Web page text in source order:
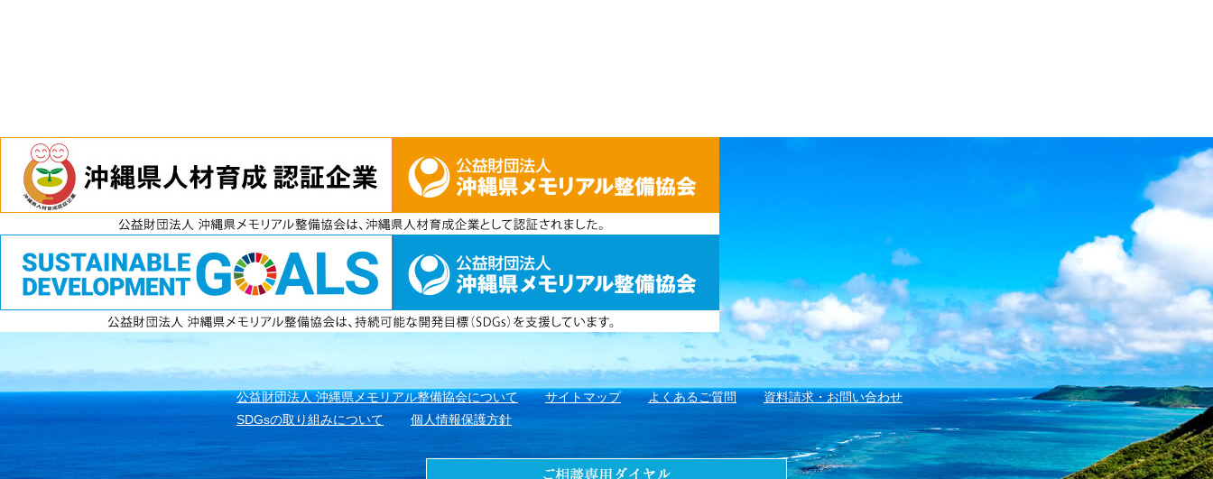
公益財団法人 沖縄県メモリアル整備協会について サイトマップ よくあるご質問
資料請求・お問い合わせ
SDGsの取り組みについて
個人情報保護方針
電話
資料請求
無料見積もり